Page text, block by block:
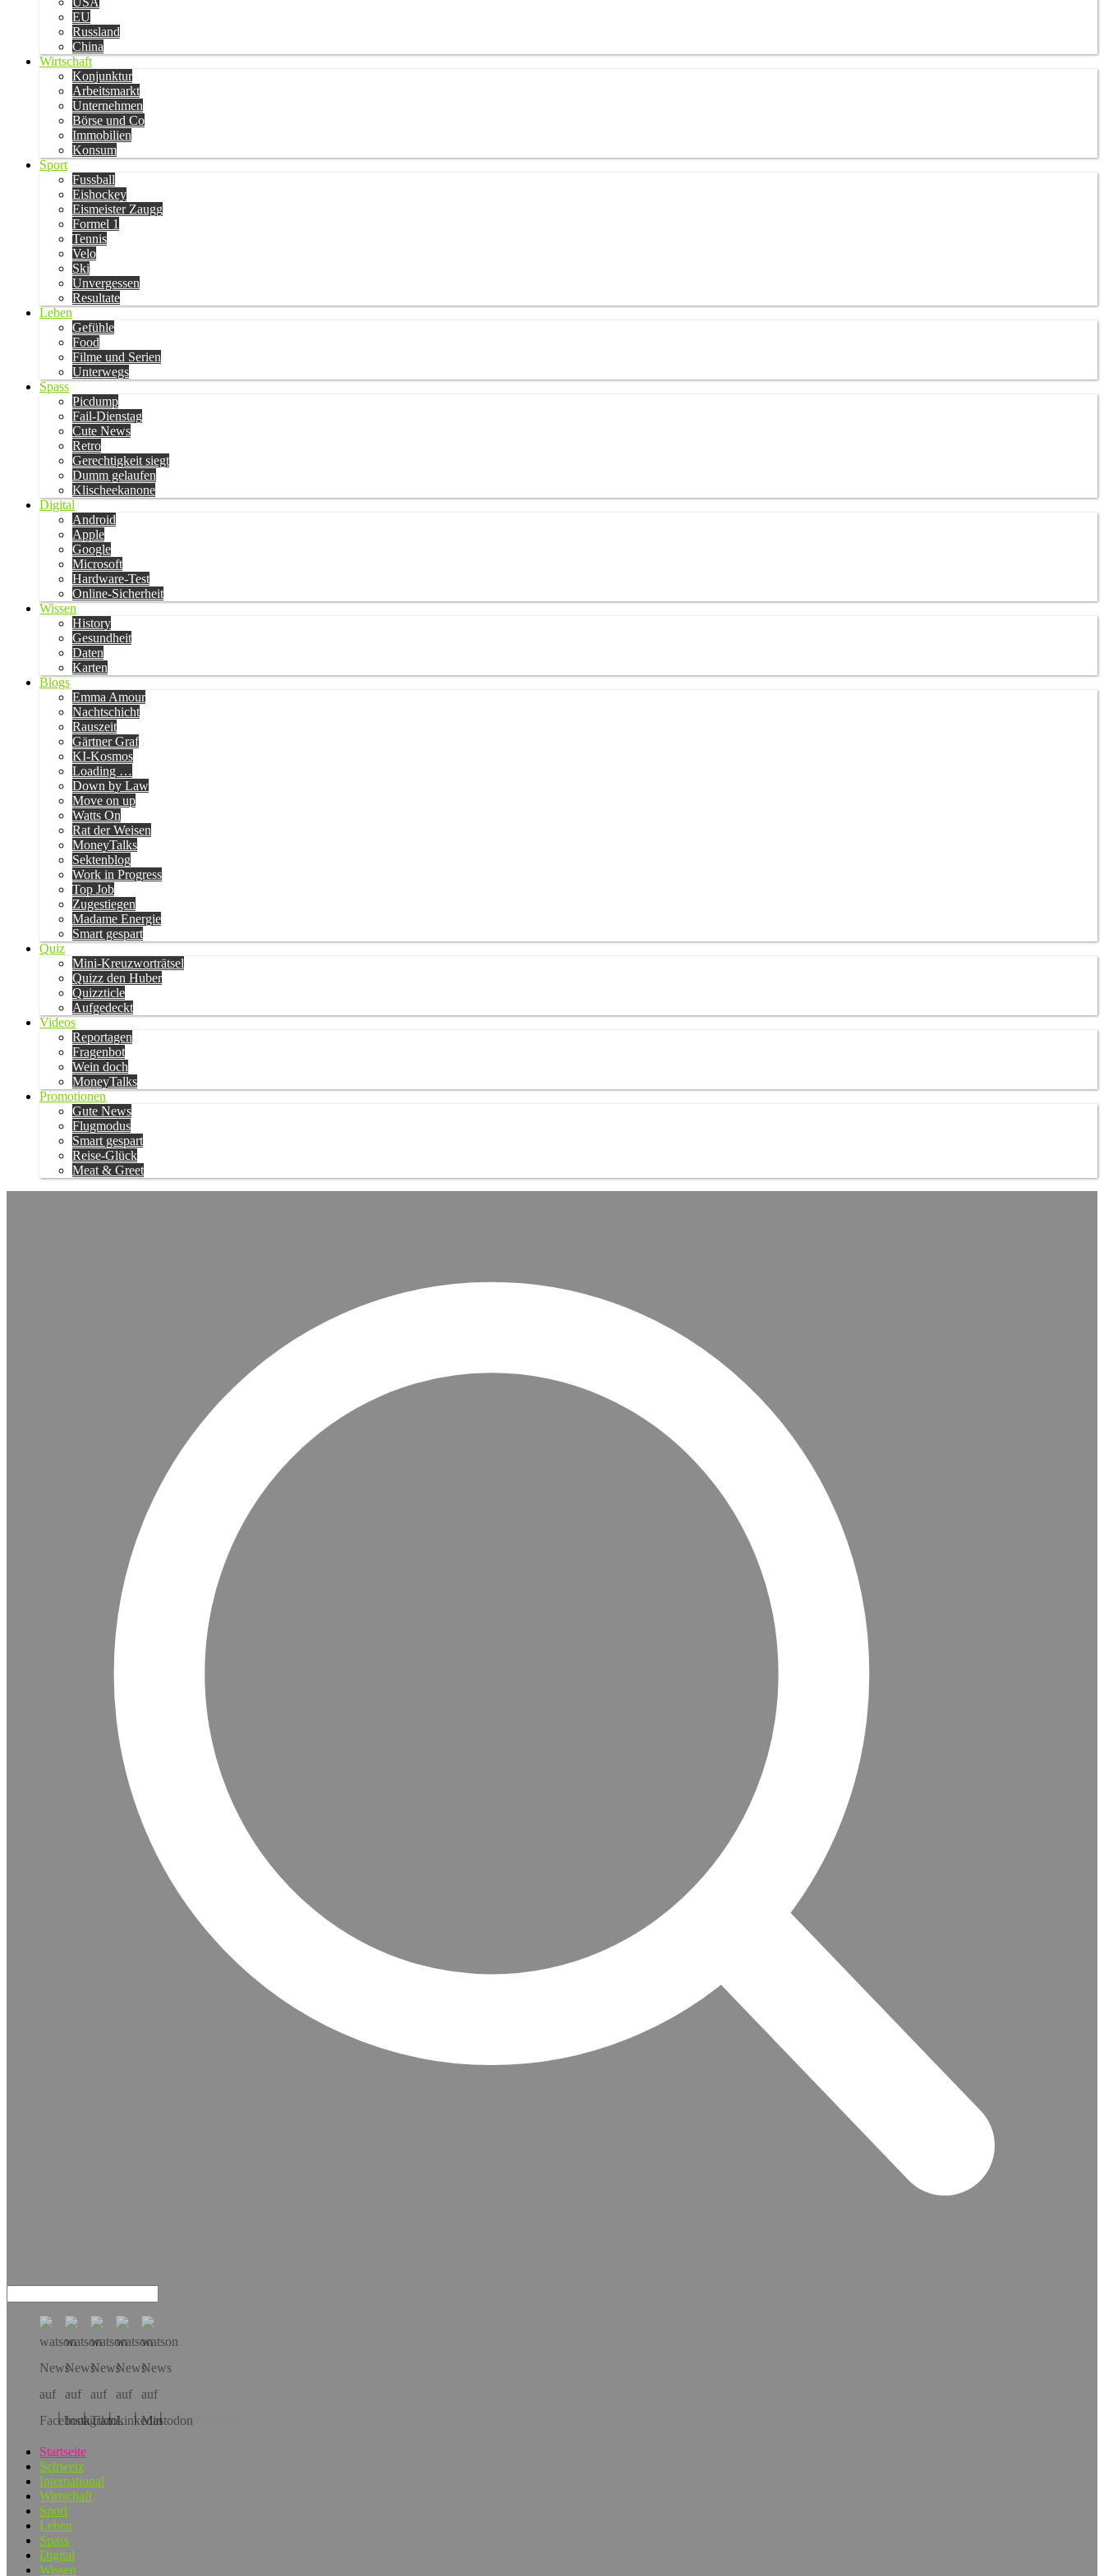
EU
Russland
China
Wirtschaft
Konjunktur
Arbeitsmarkt
Unternehmen
Börse und Co
Immobilien
Konsum
Sport
Fussball
Eishockey
Eismeister Zaugg
Formel 1
Tennis
Velo
Ski
Unvergessen
Resultate
Leben
Gefühle
Food
Filme und Serien
Unterwegs
Spass
Picdump
Fail-Dienstag
Cute News
Retro
Gerechtigkeit siegt
Dumm gelaufen
Klischeekanone
Digital
Android
Apple
Google
Microsoft
Hardware-Test
Online-Sicherheit
Wissen
History
Gesundheit
Daten
Karten
Blogs
Emma Amour
Nachtschicht
Rauszeit
Gärtner Graf
KI-Kosmos
Loading …
Down by Law
Move on up
Watts On
Rat der Weisen
MoneyTalks
Sektenblog
Work in Progress
Top Job
Zugestiegen
Madame Energie
Smart gespart
Quiz
Mini-Kreuzworträtsel
Quizz den Huber
Quizzticle
Aufgedeckt
Videos
Reportagen
Fragenbot
Wein doch
MoneyTalks
Promotionen
Gute News
Flugmodus
Smart gespart
Reise-Glück
Meat & Greet
Hol dir die App!
Startseite
Schweiz
International
Wirtschaft
Sport
Leben
Spass
Digital
Wissen